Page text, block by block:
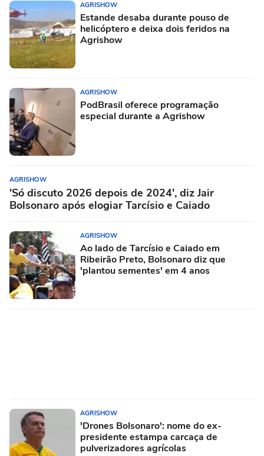
AGRISHOW
Estande desaba durante pouso de
helicóptero e deixa dois feridos na
Agrishow
AGRISHOW
PodBrasil oferece programação
especial durante a Agrishow
AGRISHOW
'Só discuto 2026 depois de 2024', diz Jair
Bolsonaro após elogiar Tarcísio e Caiado
AGRISHOW
Ao lado de Tarcísio e Caiado em
Ribeirão Preto, Bolsonaro diz que
'plantou sementes' em 4 anos
AGRISHOW
'Drones Bolsonaro': nome do ex-
presidente estampa carcaça de
pulverizadores agrícolas